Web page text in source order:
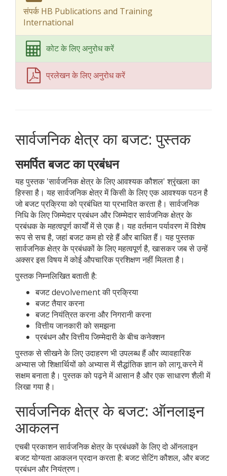
संपर्क HB Publications and Training
International
कोट के लिए अनुरोध करें
प्रलेखन के लिए अनुरोध करें
सार्वजनिक क्षेत्र का बजट: पुस्तक
समर्पित बजट का प्रबंधन
यह पुस्तक 'सार्वजनिक क्षेत्र के लिए आवश्यक कौशल' श्रृंखला का
हिस्सा है। यह सार्वजनिक क्षेत्र में किसी के लिए एक आवश्यक पठन है
जो बजट प्रक्रिया को प्रबंधित या प्रभावित करता है। सार्वजनिक
निधि के लिए जिम्मेदार प्रबंधन और जिम्मेदार सार्वजनिक क्षेत्र के
प्रबंधक के महत्वपूर्ण कार्यों में से एक है। यह वर्तमान पर्यावरण में विशेष
रूप से सच है, जहां बजट कम हो रहे हैं और बाधित हैं। यह पुस्तक
सार्वजनिक क्षेत्र के प्रबंधकों के लिए महत्वपूर्ण है, खासकर जब से उन्हें
अक्सर इस विषय में कोई औपचारिक प्रशिक्षण नहीं मिलता है।
पुस्तक निम्नलिखित बताती है:
बजट devolvement की प्रक्रिया
बजट तैयार करना
बजट नियंत्रित करना और निगरानी करना
वित्तीय जानकारी को समझना
प्रबंधन और वित्तीय जिम्मेदारी के बीच कनेक्शन
पुस्तक से सीखने के लिए उदाहरण भी उपलब्ध हैं और व्यावहारिक
अभ्यास जो शिक्षार्थियों को अभ्यास में सैद्धांतिक ज्ञान को लागू करने में
सक्षम बनाता है। पुस्तक को पढ़ने में आसान है और एक साधारण शैली में
लिखा गया है।
सार्वजनिक क्षेत्र के बजट: ऑनलाइन
आकलन
एचबी प्रकाशन सार्वजनिक क्षेत्र के प्रबंधकों के लिए दो ऑनलाइन
बजट योग्यता आकलन प्रदान करता है: बजट सेटिंग कौशल, और बजट
प्रबंधन और नियंत्रण।